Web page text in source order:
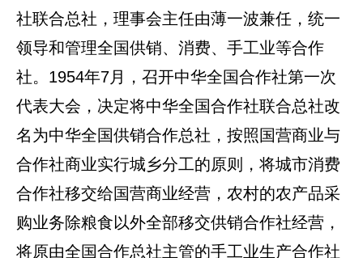
社联合总社，理事会主任由薄一波兼任，统一
领导和管理全国供销、消费、手工业等合作
社。1954年7月，召开中华全国合作社第一次
代表大会，决定将中华全国合作社联合总社改
名为中华全国供销合作总社，按照国营商业与
合作社商业实行城乡分工的原则，将城市消费
合作社移交给国营商业经营，农村的农产品采
购业务除粮食以外全部移交供销合作社经营，
将原由全国合作总社主管的手工业生产合作社